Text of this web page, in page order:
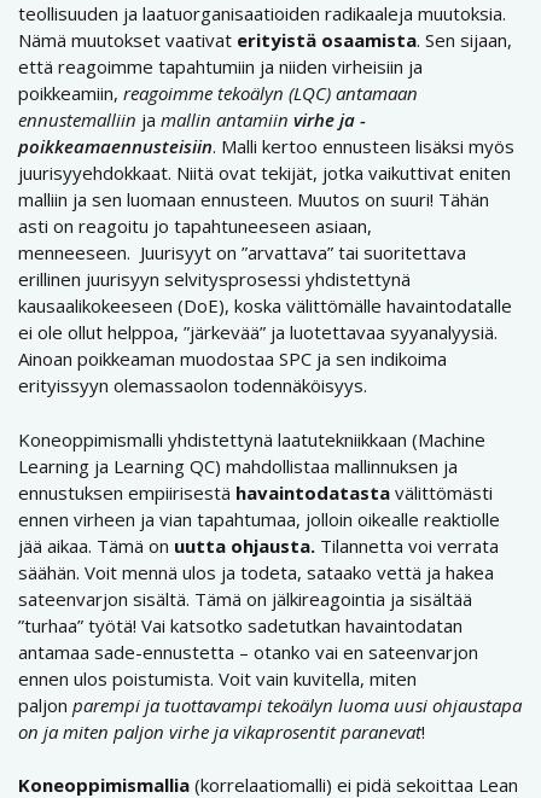
teollisuuden ja laatuorganisaatioiden radikaaleja muutoksia.
Nämä muutokset vaativat erityistä osaamista. Sen sijaan,
että reagoimme tapahtumiin ja niiden virheisiin ja
poikkeamiin, reagoimme tekoälyn (LQC) antamaan
ennustemalliin ja mallin antamiin virhe ja -
poikkeamaennusteisiin. Malli kertoo ennusteen lisäksi myös
juurisyyehdokkaat. Niitä ovat tekijät, jotka vaikuttivat eniten
malliin ja sen luomaan ennusteen. Muutos on suuri! Tähän
asti on reagoitu jo tapahtuneeseen asiaan,
menneeseen. Juurisyyt on ”arvattava” tai suoritettava
erillinen juurisyyn selvitysprosessi yhdistettynä
kausaalikokeeseen (DoE), koska välittömälle havaintodatalle
ei ole ollut helppoa, ”järkevää” ja luotettavaa syyanalyysiä.
Ainoan poikkeaman muodostaa SPC ja sen indikoima
erityissyyn olemassaolon todennäköisyys.
Koneoppimismalli yhdistettynä laatutekniikkaan (Machine
Learning ja Learning QC) mahdollistaa mallinnuksen ja
ennustuksen empiirisestä havaintodatasta välittömästi
ennen virheen ja vian tapahtumaa, jolloin oikealle reaktiolle
jää aikaa. Tämä on uutta ohjausta. Tilannetta voi verrata
säähän. Voit mennä ulos ja todeta, sataako vettä ja hakea
sateenvarjon sisältä. Tämä on jälkireagointia ja sisältää
”turhaa” työtä! Vai katsotko sadetutkan havaintodatan
antamaa sade-ennustetta – otanko vai en sateenvarjon
ennen ulos poistumista. Voit vain kuvitella, miten
paljon parempi ja tuottavampi tekoälyn luoma uusi ohjaustapa
on ja miten paljon virhe ja vikaprosentit paranevat!
Koneoppimismallia (korrelaatiomalli) ei pidä sekoittaa Lean